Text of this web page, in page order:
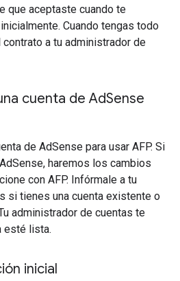
que aceptaste cuando te
Cuando tengas todo
a tu administrador de
cuenta de AdSense
de AdSense para usar AFP. Si
haremos los cambios
con AFP. Infórmale a tu
si tienes una cuenta existente o
administrador de cuentas te
esté lista.
inicial